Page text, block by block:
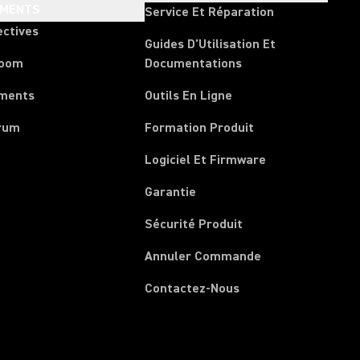
Service Et Réparation
Guides D'Utilisation Et
Documentations
Outils En Ligne
Formation Produit
Logiciel Et Firmware
Garantie
Sécurité Produit
Annuler Commande
Contactez-Nous